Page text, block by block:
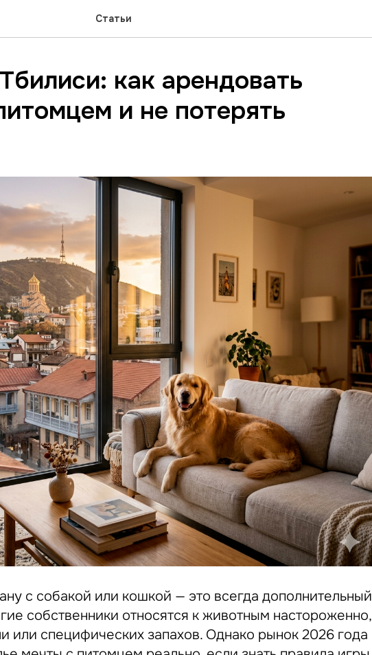
Статьи
как арендовать
и не потерять
с собакой или кошкой — это всегда дополнительный
собственники относятся к животным настороженно,
или специфических запахов. Однако рынок 2026 года